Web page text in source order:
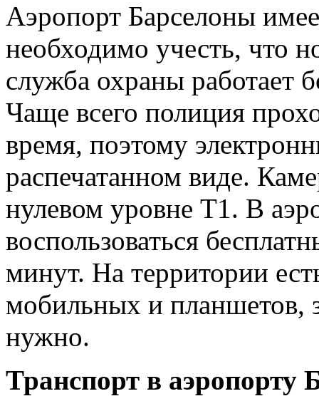
Аэропорт Барселоны
необходимо учесть, что
служба охраны работает
Чаще всего полиция
время, поэтому
распечатанном виде.
нулевом уровне Т1. В
воспользоваться
минут. На территории
мобильных и планшетов,
нужно.
Транспорт в аэропорту